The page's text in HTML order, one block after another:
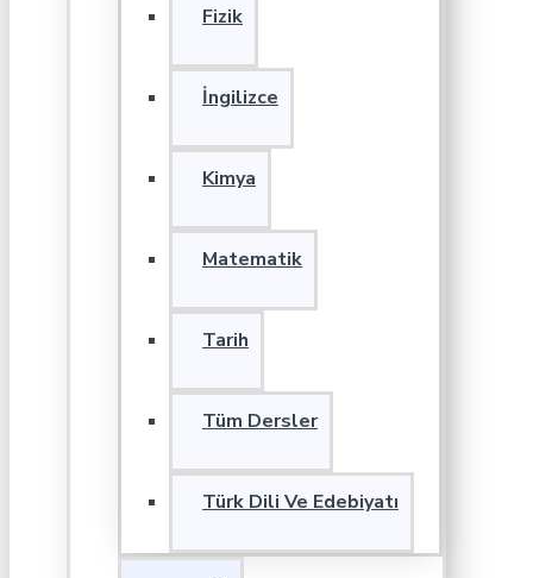
Fizik
İngilizce
Kimya
Matematik
Tarih
Tüm Dersler
Türk Dili Ve Edebiyatı